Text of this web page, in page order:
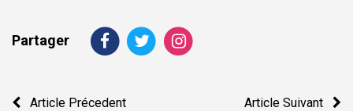
Partager
Navigation
Article Précedent Article Suivant